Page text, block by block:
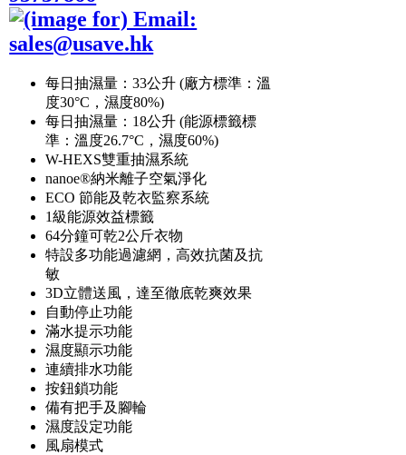
每日抽濕量：33公升 (廠方標準：溫
度30°C，濕度80%)
每日抽濕量：18公升 (能源標籤標
準：溫度26.7°C，濕度60%)
W-HEXS雙重抽濕系統
nanoe®納米離子空氣淨化
ECO 節能及乾衣監察系統
1級能源效益標籤
64分鐘可乾2公斤衣物
特設多功能過濾網，高效抗菌及抗
敏
3D立體送風，達至徹底乾爽效果
自動停止功能
滿水提示功能
濕度顯示功能
連續排水功能
按鈕鎖功能
備有把手及腳輪
濕度設定功能
風扇模式